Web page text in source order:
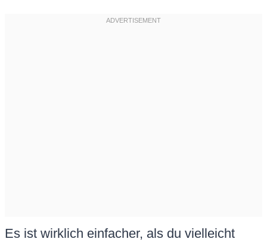
Es ist wirklich einfacher, als du vielleicht